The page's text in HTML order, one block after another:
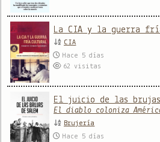
La CIA y la guerra
CIA
Hace 5 días
62visitas
El juicio de las brujas
El diablo coloniza
Brujería
Hace 5 días